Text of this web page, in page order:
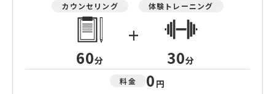
カウンセリング
60分
+
体験トレーニング
30分
料金 0 円